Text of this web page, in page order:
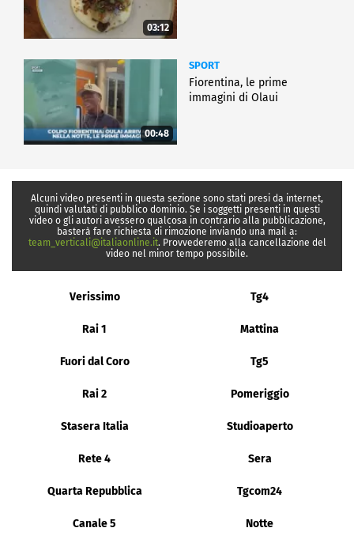
03:12
00:48
SPORT
Fiorentina, le prime
immagini di Olaui
Alcuni video presenti in questa sezione sono stati presi da internet,
quindi valutati di pubblico dominio. Se i soggetti presenti in questi
video o gli autori avessero qualcosa in contrario alla pubblicazione,
basterà fare richiesta di rimozione inviando una mail a:
team_verticali@italiaonline.it. Provvederemo alla cancellazione del
video nel minor tempo possibile.
Verissimo Tg4
Rai 1 Mattina
Fuori dal Coro Tg5
Rai 2 Pomeriggio
Stasera Italia Studioaperto
Rete 4 Sera
Quarta Repubblica Tgcom24
Canale 5 Notte